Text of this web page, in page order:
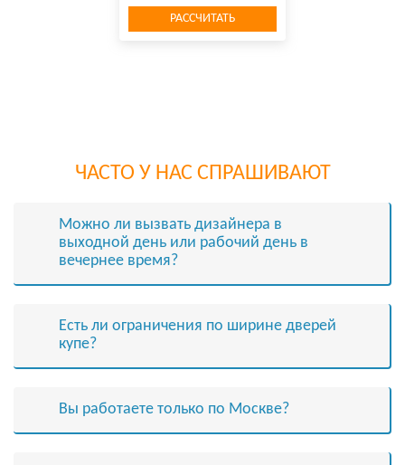
РАССЧИТАТЬ
ЧАСТО У НАС СПРАШИВАЮТ
Можно ли вызвать дизайнера в
выходной день или рабочий день в
вечернее время?
Есть ли ограничения по ширине дверей
купе?
Вы работаете только по Москве?